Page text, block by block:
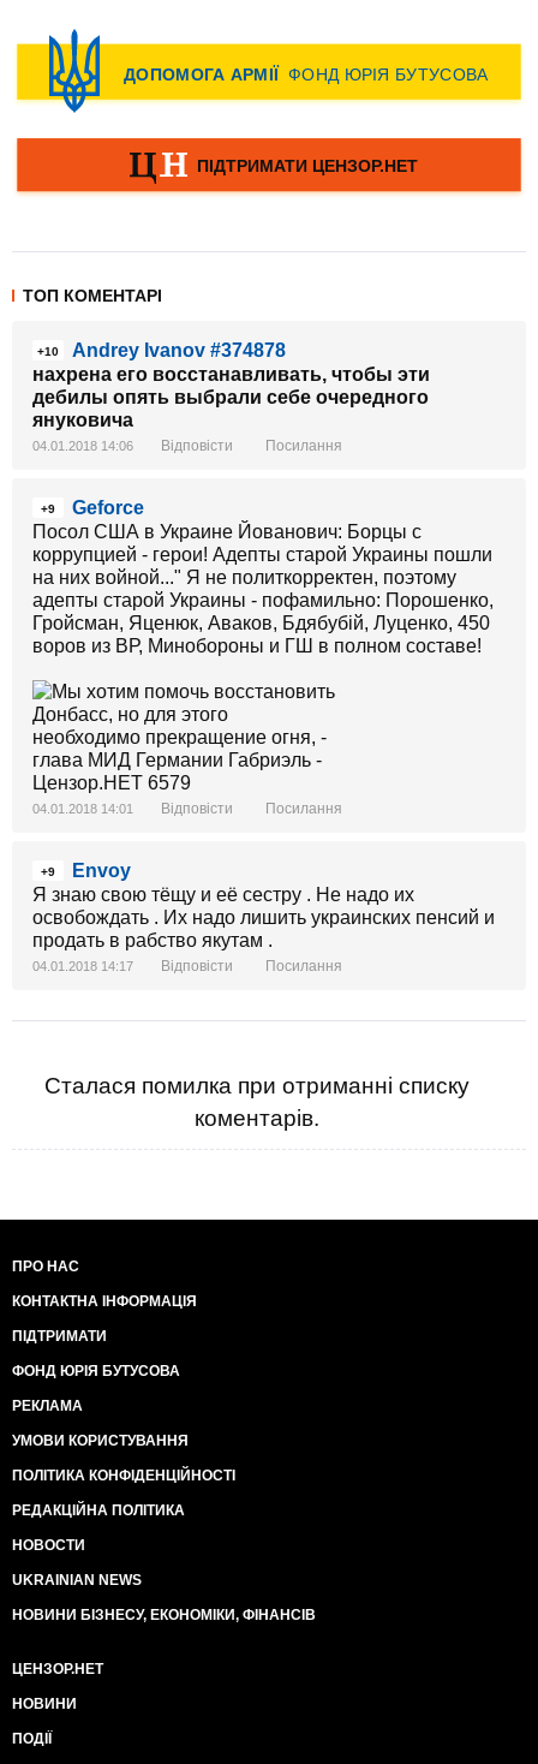
ТОП КОМЕНТАРІ
+10
Andrey Ivanov #374878
нахрена его восстанавливать, чтобы эти
дебилы опять выбрали себе очередного
януковича
04.01.2018 14:06 Відповісти Посилання
+9
Geforce
Посол США в Украине Йованович: Борцы с
коррупцией - герои! Адепты старой Украины пошли
на них войной..." Я не политкорректен, поэтому
адепты старой Украины - пофамильно: Порошенко,
Гройсман, Яценюк, Аваков, Бдябубій, Луценко, 450
воров из ВР, Минобороны и ГШ в полном составе!
04.01.2018 14:01 Відповісти Посилання
+9
Envoy
Я знаю свою тёщу и её сестру . Не надо их
освобождать . Их надо лишить украинских пенсий и
продать в рабство якутам .
04.01.2018 14:17 Відповісти Посилання
Сталася помилка при отриманні списку
коментарів.
ПРО НАС
КОНТАКТНА ІНФОРМАЦІЯ
ПІДТРИМАТИ
ФОНД ЮРІЯ БУТУСОВА
РЕКЛАМА
УМОВИ КОРИСТУВАННЯ
ПОЛІТИКА КОНФІДЕНЦІЙНОСТІ
РЕДАКЦІЙНА ПОЛІТИКА
НОВОСТИ
UKRAINIAN NEWS
НОВИНИ БІЗНЕСУ, ЕКОНОМІКИ, ФІНАНСІВ
ЦЕНЗОР.НЕТ
НОВИНИ
ПОДІЇ